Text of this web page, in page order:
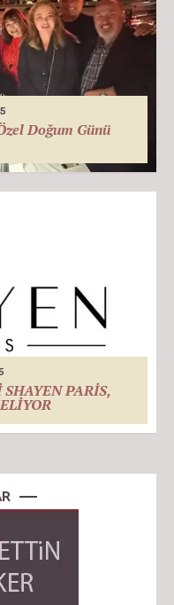
Doğum Günü
PARİS,